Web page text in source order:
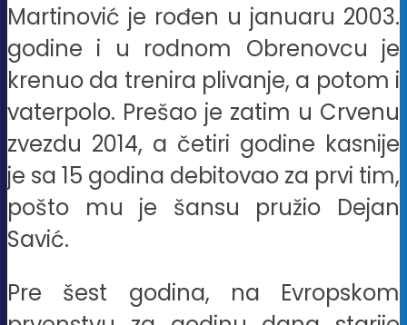
Martinović je rođen u januaru 2003.
godine i u rodnom Obrenovcu je
krenuo da trenira plivanje, a potom i
vaterpolo. Prešao je zatim u Crvenu
zvezdu 2014, a četiri godine kasnije
je sa 15 godina debitovao za prvi tim,
pošto mu je šansu pružio Dejan
Savić.
Pre šest godina, na Evropskom